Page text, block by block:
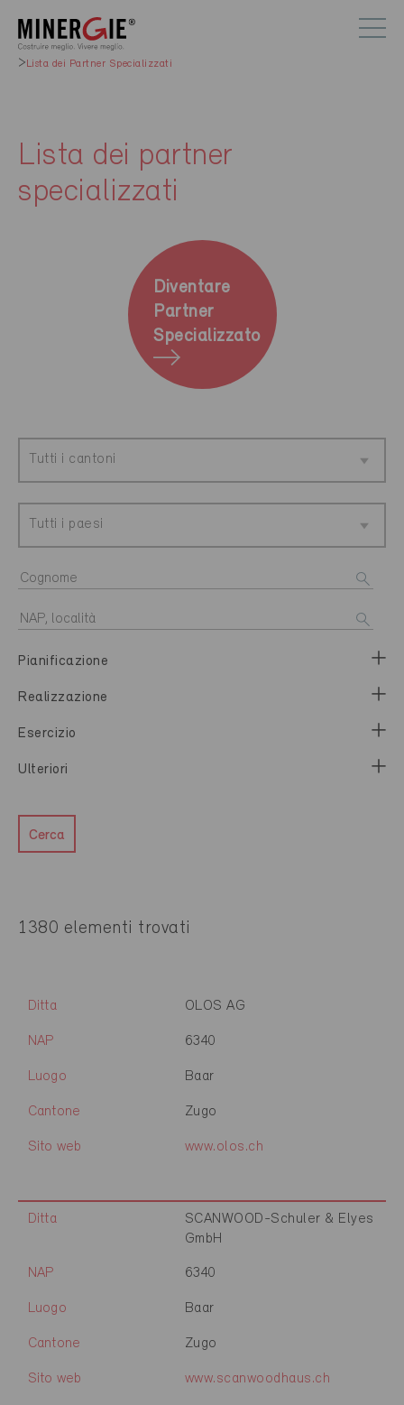
Lista dei Partner Specializzati
Lista dei partner
specializzati
Diventare
Partner
Specializzato
Tutti i cantoni
Tutti i paesi
Pianificazione
Realizzazione
Esercizio
Ulteriori
Cerca
1380 elementi trovati
Ditta OLOS AG
NAP 6340
Luogo Baar
Cantone Zugo
Sito web www.olos.ch
Ditta
SCANWOOD-Schuler & Elyes
GmbH
NAP 6340
Luogo Baar
Cantone Zugo
Sito web www.scanwoodhaus.ch